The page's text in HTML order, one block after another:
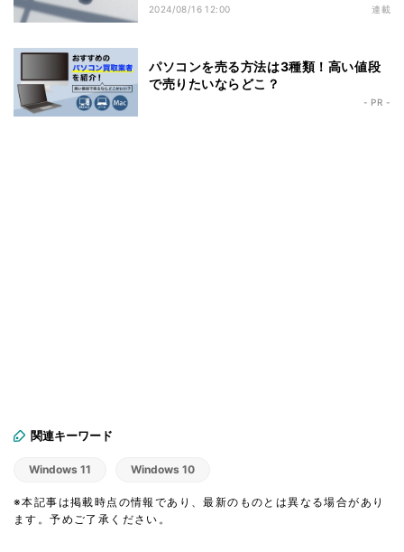
2024/08/16 12:00 連載
パソコンを売る方法は3種類！高い値段
で売りたいならどこ？
- PR -
関連キーワード
Windows 11 Windows 10
※本記事は掲載時点の情報であり、最新のものとは異なる場合があり
ます。予めご了承ください。